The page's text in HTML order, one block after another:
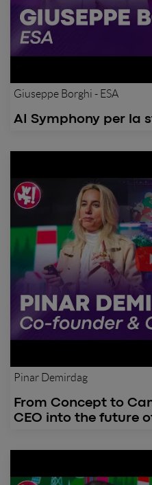
Giuseppe Borghi - ESA
AI Symphony per la
Pinar Demirdag
From Concept to
CEO into the future